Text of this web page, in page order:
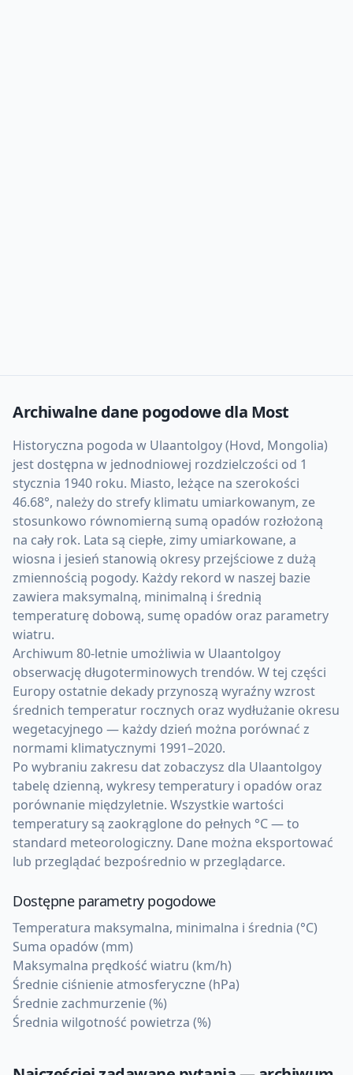
Archiwalne dane pogodowe dla Most
Historyczna pogoda w Ulaantolgoy (Hovd, Mongolia)
jest dostępna w jednodniowej rozdzielczości od 1
stycznia 1940 roku. Miasto, leżące na szerokości
46.68°, należy do strefy klimatu umiarkowanym, ze
stosunkowo równomierną sumą opadów rozłożoną
na cały rok. Lata są ciepłe, zimy umiarkowane, a
wiosna i jesień stanowią okresy przejściowe z dużą
zmiennością pogody. Każdy rekord w naszej bazie
zawiera maksymalną, minimalną i średnią
temperaturę dobową, sumę opadów oraz parametry
wiatru.
Archiwum 80-letnie umożliwia w Ulaantolgoy
obserwację długoterminowych trendów. W tej części
Europy ostatnie dekady przynoszą wyraźny wzrost
średnich temperatur rocznych oraz wydłużanie okresu
wegetacyjnego — każdy dzień można porównać z
normami klimatycznymi 1991–2020.
Po wybraniu zakresu dat zobaczysz dla Ulaantolgoy
tabelę dzienną, wykresy temperatury i opadów oraz
porównanie międzyletnie. Wszystkie wartości
temperatury są zaokrąglone do pełnych °C — to
standard meteorologiczny. Dane można eksportować
lub przeglądać bezpośrednio w przeglądarce.
Dostępne parametry pogodowe
Temperatura maksymalna, minimalna i średnia (°C)
Suma opadów (mm)
Maksymalna prędkość wiatru (km/h)
Średnie ciśnienie atmosferyczne (hPa)
Średnie zachmurzenie (%)
Średnia wilgotność powietrza (%)